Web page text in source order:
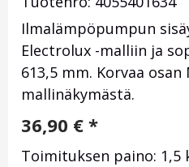
Ilmalämpöpumpun
Electrolux -malliin ja
613,5 mm. Korvaa
mallinäkymästä.
36,90 € *
Toimituksen paino: 1,5